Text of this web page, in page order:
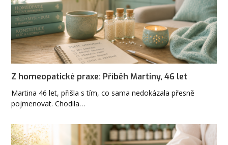
Z homeopatické praxe: Příběh Martiny, 46 let
Martina 46 let, přišla s tím, co sama nedokázala přesně
pojmenovat. Chodila…